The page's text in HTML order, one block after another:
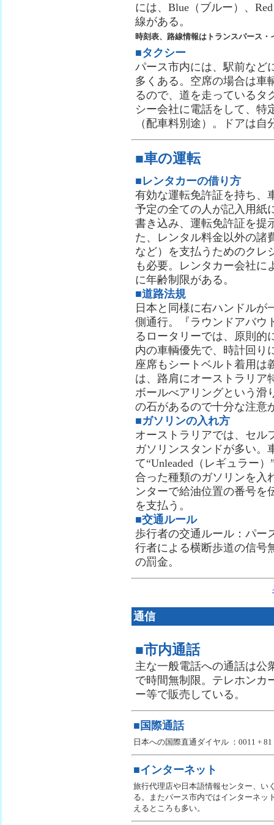
には、Blue（ブルー）、
線がある。
時刻表、路線情報はトランスパース
■タクシー
パース市内には、駅前など
多くある。空席の場合は車
るので、道を走っているタ
シー会社に電話をして、特
（配車料別途）。ドアは
■車の運転
■レンタカーの借り方
有効な運転免許証を持ち、
予定の全ての人が記入用紙
書き込み、運転免許証を提
た、レンタル料金以外の諸
など）を支払うためのクレ
も必要。レンタカー会社に
に年齢制限がある。
■道路法規
日本と同様に右ハンドルが
側通行。『ラウンドアバウ
るロータリーでは、原則的
内の車輌優先で、時計回り
座席もシートベルト着用は
は、路肩にオーストラリア
ボールべアリングという滑
の石があるので十分な注意
■ガソリンの入れ方
オーストラリアでは、セル
ガソリンスタンドが多い。
て“Unleaded（レギュラー
合った種類のガソリンを入
ンターで給油位置の番号を
を支払う。
■交通ルール
歩行者の交通ルール：パー
行者による横断歩道の信号
の罰金。
通信
■市内通話
主な一般電話への通話は公
で時間無制限。テレホンカ
ー等で販売している。
■国際通話
日本への国際直通ダイヤル ：0011 +
■インターネット
旅行代理店や日本語情報センター、い
る。またパース市内ではインターネッ
えるところも多い。